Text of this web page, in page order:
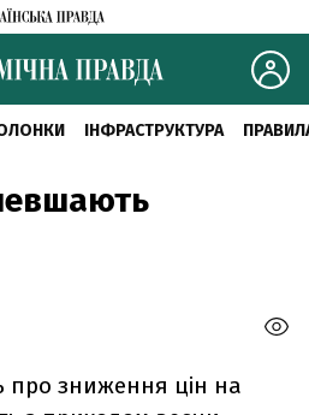
ІНФРАСТРУКТУРА
про зниження цін на